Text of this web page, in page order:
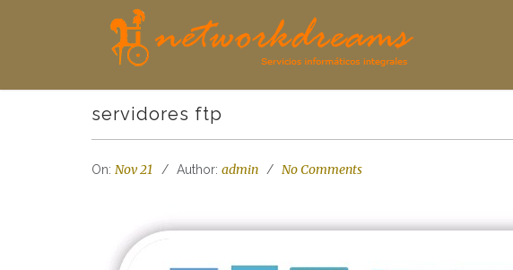
servidores ftp
On: Nov 21 Author: admin No Comments